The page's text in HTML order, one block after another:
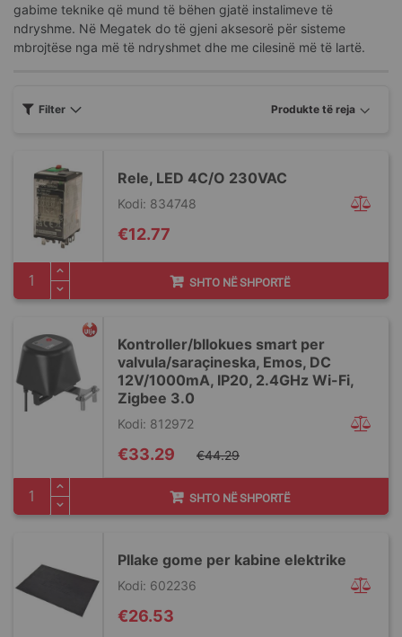
gabime teknike që mund të bëhen gjatë instalimeve të
ndryshme. Në Megatek do të gjeni aksesorë për sisteme
mbrojtëse nga më të ndryshmet dhe me cilesinë më të lartë.
Rele, LED 4C/O 230VAC
Kodi: 834748
€12.77
SHTO NË SHPORTË
Kontroller/bllokues smart per
valvula/saraçineska, Emos, DC
12V/1000mA, IP20, 2.4GHz Wi-Fi,
Zigbee 3.0
Kodi: 812972
Special
Price
€33.29 €44.29
SHTO NË SHPORTË
Pllake gome per kabine elektrike
Kodi: 602236
€26.53
Filter